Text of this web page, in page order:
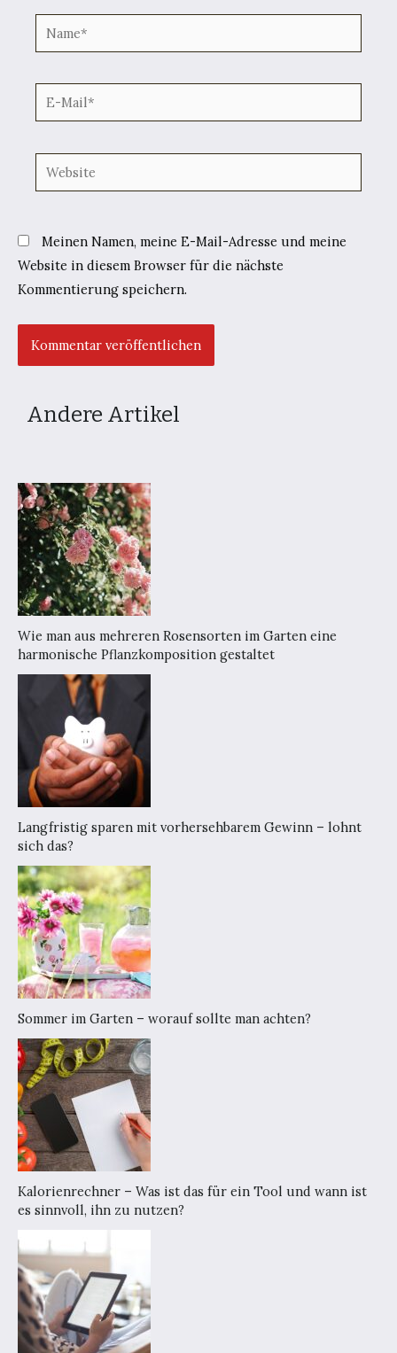
Name*
E-
Mail*
Website
Meinen Namen, meine E-Mail-Adresse und meine
Website in diesem Browser für die nächste
Kommentierung speichern.
Andere Artikel
Wie man aus mehreren Rosensorten im Garten eine
harmonische Pflanzkomposition gestaltet
Langfristig sparen mit vorhersehbarem Gewinn – lohnt
sich das?
Sommer im Garten – worauf sollte man achten?
Kalorienrechner – Was ist das für ein Tool und wann ist
es sinnvoll, ihn zu nutzen?